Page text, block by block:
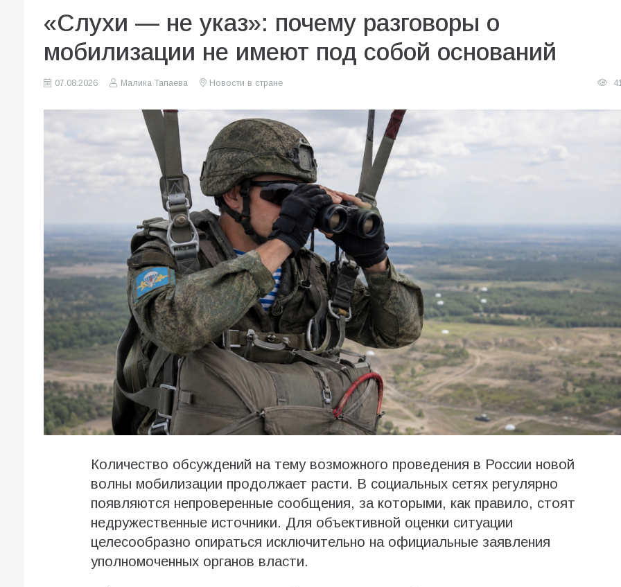
«Слухи — не указ»: почему разговоры о
мобилизации не имеют под собой оснований
07.08.2026 Малика Тапаева Новости в стране
Количество обсуждений на тему возможного проведения в России новой
волны мобилизации продолжает расти. В социальных сетях регулярно
появляются непроверенные сообщения, за которыми, как правило, стоят
недружественные источники. Для объективной оценки ситуации
целесообразно опираться исключительно на официальные заявления
уполномоченных органов власти.